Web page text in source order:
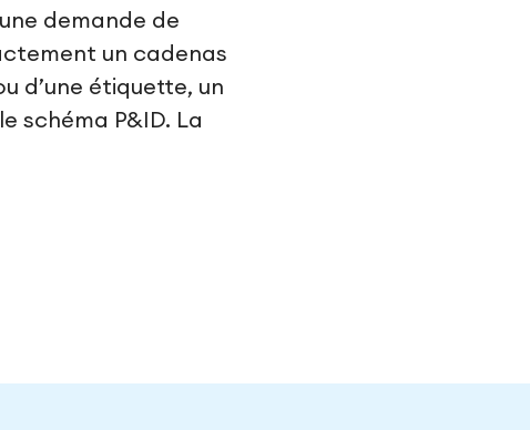
demande de
un cadenas
d’une étiquette, un
schéma P&ID. La